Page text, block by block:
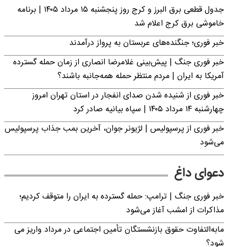
جدول قطعی برق البرز و کرج روز پنجشنبه ۱۵ مرداد ۱۴۰۵ | برنامه
خاموشی برق کرج اعلام شد
خبر فوری؛ جنگنده‌های عربستان به پرواز درآمدند
خبر فوری جنگ | پیش‌بینی غلامرضا انصاری از زمان حمله گسترده
آمریکا به ایران | مردم منتظر حمله همه‌جانبه باشند؟
خبر فوری از شنیده شدن صدای انفجار در استان تهران امروز
چهارشنبه ۱۴ مرداد ۱۴۰۵ | سپاه بیانیه صادر کرد
خبر فوری از پرسپولیس | لژیونر جوان، آخرین بمب جذاب پرسپولیس
می‌شود
دعوای داغ
خبر فوری جنگ | ترامپ: حمله گسترده به ایران را متوقف کردیم؛
مذاکرات از امشب آغاز می‌شود
مابه‌التفاوت حقوق بازنشستگان تأمین اجتماعی در مرداد واریز می
شود؟